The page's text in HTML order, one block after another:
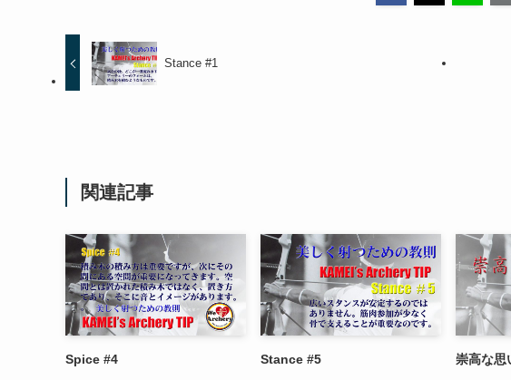
Stance #1
関連記事
Spice #4 Stance #5 崇高な思